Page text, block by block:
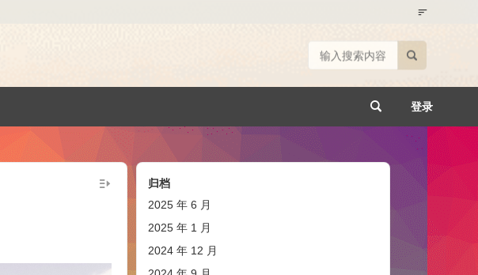
登录
归档
2025 年 6 月
2025 年 1 月
2024 年 12 月